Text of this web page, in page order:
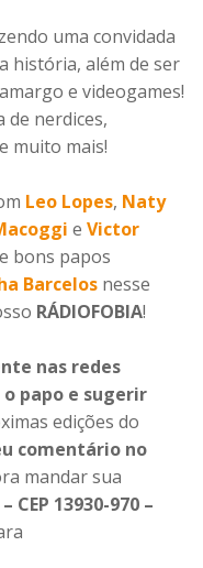
uma convidada
história, além de ser
e videogames!
de nerdices,
muito mais!
Leo Lopes, Naty
eVictor
bons papos
Barcelos nesse
RÁDIOFOBIA!
nas redes
papo e sugerir
edições do
comentário no
mandar sua
CEP 13930-970 –